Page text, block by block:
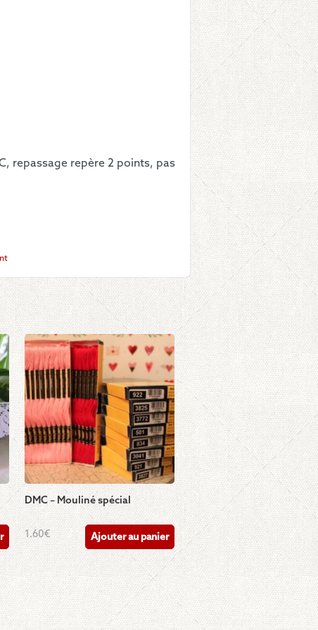
repassage repère 2 points, pas
DMC – Mouliné spécial
1.60€ Ajouter au panier